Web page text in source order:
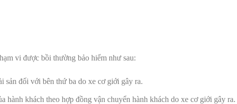
vi được bồi thường bảo hiểm như sau:
sản đối với bên thứ ba do xe cơ giới gây ra.
hành khách theo hợp đồng vận chuyển hành khách do xe cơ giới gây ra.